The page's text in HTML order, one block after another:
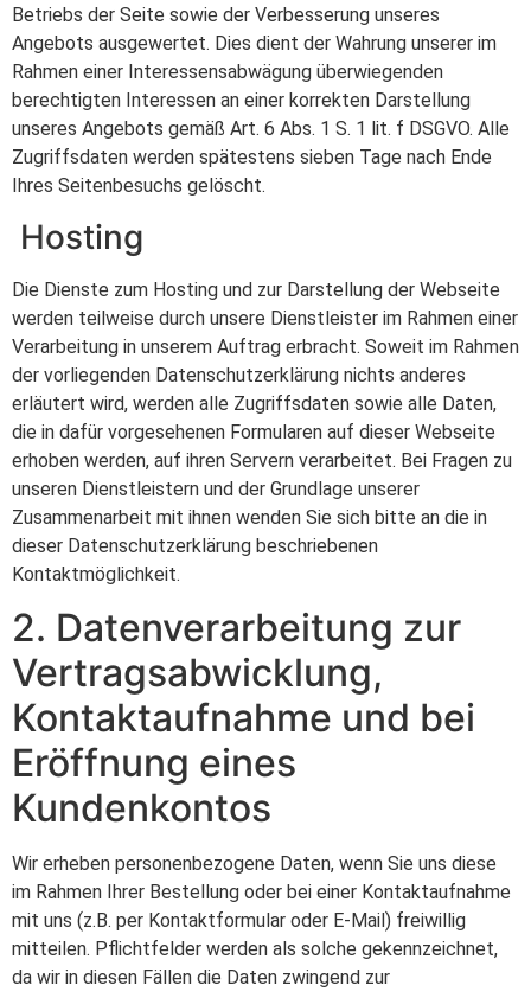
Betriebs der Seite sowie der Verbesserung unseres
Angebots ausgewertet. Dies dient der Wahrung unserer im
Rahmen einer Interessensabwägung überwiegenden
berechtigten Interessen an einer korrekten Darstellung
unseres Angebots gemäß Art. 6 Abs. 1 S. 1 lit. f DSGVO. Alle
Zugriffsdaten werden spätestens sieben Tage nach Ende
Ihres Seitenbesuchs gelöscht.
Hosting
Die Dienste zum Hosting und zur Darstellung der Webseite
werden teilweise durch unsere Dienstleister im Rahmen einer
Verarbeitung in unserem Auftrag erbracht. Soweit im Rahmen
der vorliegenden Datenschutzerklärung nichts anderes
erläutert wird, werden alle Zugriffsdaten sowie alle Daten,
die in dafür vorgesehenen Formularen auf dieser Webseite
erhoben werden, auf ihren Servern verarbeitet. Bei Fragen zu
unseren Dienstleistern und der Grundlage unserer
Zusammenarbeit mit ihnen wenden Sie sich bitte an die in
dieser Datenschutzerklärung beschriebenen
Kontaktmöglichkeit.
2. Datenverarbeitung zur
Vertragsabwicklung,
Kontaktaufnahme und bei
Eröffnung eines
Kundenkontos
Wir erheben personenbezogene Daten, wenn Sie uns diese
im Rahmen Ihrer Bestellung oder bei einer Kontaktaufnahme
mit uns (z.B. per Kontaktformular oder E-Mail) freiwillig
mitteilen. Pflichtfelder werden als solche gekennzeichnet,
da wir in diesen Fällen die Daten zwingend zur